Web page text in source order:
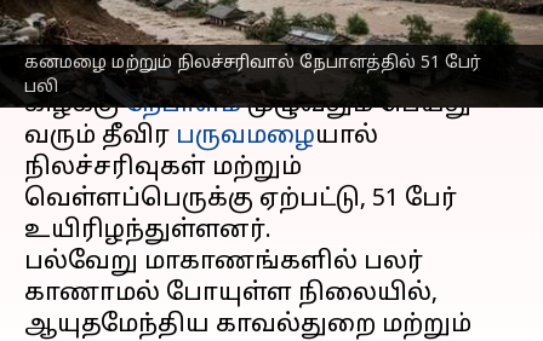
கனமழை மற்றும் நிலச்சரிவால் நேபாளத்தில் 51 பேர்
பலி
செய்தி முன்னோட்டம்
கிழக்குநேபாளம்முழுவதும் பெய்து
வரும் தீவிர பருவமழையால்
நிலச்சரிவுகள் மற்றும்
வெள்ளப்பெருக்கு ஏற்பட்டு, 51 பேர்
உயிரிழந்துள்ளனர்.
பல்வேறு மாகாணங்களில் பலர்
காணாமல் போயுள்ள நிலையில்,
ஆயுதமேந்திய காவல்துறை மற்றும்